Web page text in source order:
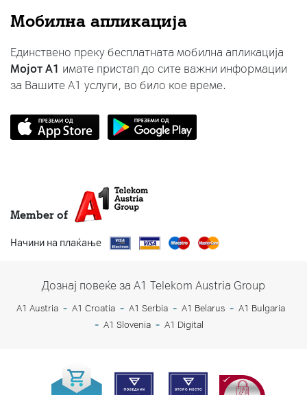
Мобилна апликација
Единствено преку бесплатната мобилна апликација
Мојот A1 имате пристап до сите важни информации
за Вашите A1 услуги, во било кое време.
Member of
Начини на плаќање
Дознај повеќе за A1 Telekom Austria Group
A1 Austria A1 Croatia A1 Serbia A1 Belarus
A1 Bulgaria
A1 Slovenia
A1 Digital